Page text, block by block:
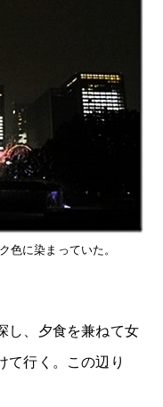
色に染まっていた。
し、夕食を兼ねて女
て行く。この辺り